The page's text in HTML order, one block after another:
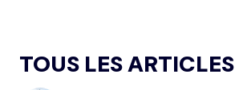
TOUS LES ARTICLES